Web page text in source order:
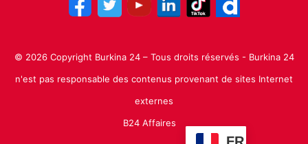
© 2026 Copyright Burkina 24 – Tous droits réservés - Burkina 24
n'est pas responsable des contenus provenant de sites Internet
externes
B24 Affaires